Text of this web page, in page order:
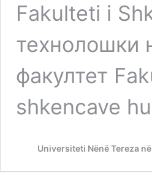
Fakulteti i
технолошки
факултет
shkencave
Universiteti Nënë Tereza